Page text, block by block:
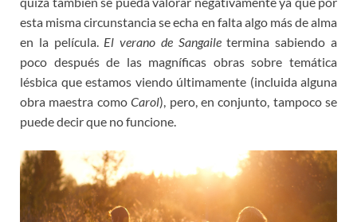
esta misma circunstancia se echa en falta algo más de alma
en la película. El verano de Sangailetermina sabiendo a
poco después de las magníficas obras sobre temática
lésbica que estamos viendo últimamente (incluida alguna
obra maestra comoCarol), pero, en conjunto, tampoco se
puede decir que no funcione.